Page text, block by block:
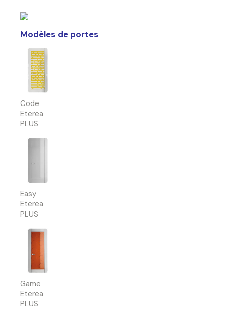
Modèles de portes
Code
Eterea
PLUS
Easy
Eterea
PLUS
Game
Eterea
PLUS